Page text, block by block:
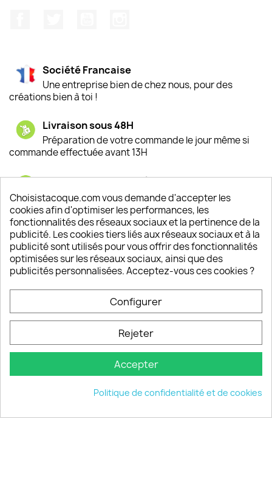
Société Francaise
Une entreprise bien de chez nous, pour des
créations bien à toi !
Livraison sous 48H
Préparation de votre commande le jour même si
commande effectuée avant 13H
Satisfaction de nos clients
Depuis 2009, entre 92% et 94% de nos clients
sont satisfaits de nos produits
Un SAV à votre écoute
Notre SAV est disponible 6/7J de 10h à 18H
keyboard_arrow_down
© 2026 - choisistacoque.com
Choisistacoque.com vous demande d'accepter les
cookies afin d'optimiser les performances, les
fonctionnalités des réseaux sociaux et la pertinence de la
publicité. Les cookies tiers liés aux réseaux sociaux et à la
publicité sont utilisés pour vous offrir des fonctionnalités
optimisées sur les réseaux sociaux, ainsi que des
publicités personnalisées. Acceptez-vous ces cookies ?
Configurer
Rejeter
Accepter
Politique de confidentialité et de cookies